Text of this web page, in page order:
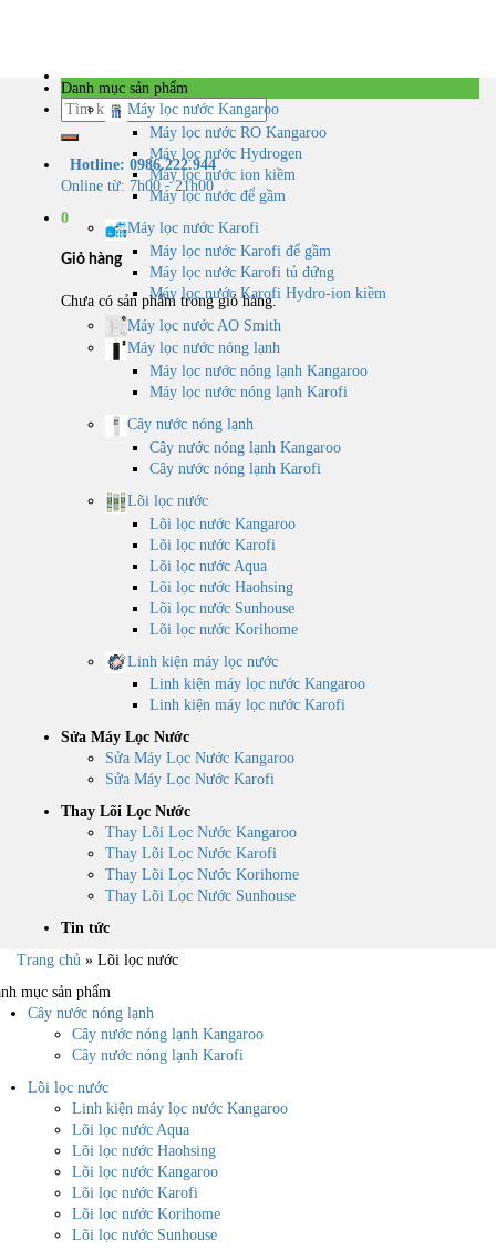
Tìm
Hotline: 0986.222.944
Online từ: 7h00 - 21h00
0
Giỏ hàng
Chưa có sản phẩm trong giỏ hàng.
Danh mục sản phẩm
Máy lọc nước Kangaroo
Máy lọc nước RO Kangaroo
Máy lọc nước Hydrogen
Máy lọc nước ion kiềm
Máy lọc nước để gầm
Máy lọc nước Karofi
Máy lọc nước Karofi để gầm
Máy lọc nước Karofi tủ đứng
Máy lọc nước Karofi Hydro-ion kiềm
Máy lọc nước AO Smith
Máy lọc nước nóng lạnh
Máy lọc nước nóng lạnh Kangaroo
Máy lọc nước nóng lạnh Karofi
Cây nước nóng lạnh
Cây nước nóng lạnh Kangaroo
Cây nước nóng lạnh Karofi
Lõi lọc nước
Lõi lọc nước Kangaroo
Lõi lọc nước Karofi
Lõi lọc nước Aqua
Lõi lọc nước Haohsing
Lõi lọc nước Sunhouse
Lõi lọc nước Korihome
Linh kiện máy lọc nước
Linh kiện máy lọc nước Kangaroo
Linh kiện máy lọc nước Karofi
Sửa Máy Lọc Nước
Sửa Máy Lọc Nước Kangaroo
Sửa Máy Lọc Nước Karofi
Thay Lõi Lọc Nước
Thay Lõi Lọc Nước Kangaroo
Thay Lõi Lọc Nước Karofi
Thay Lõi Lọc Nước Korihome
Thay Lõi Lọc Nước Sunhouse
Tin tức
Trang chủ » Lõi lọc nước
mục sản phẩm
Cây nước nóng lạnh
Cây nước nóng lạnh Kangaroo
Cây nước nóng lạnh Karofi
Lõi lọc nước
Linh kiện máy lọc nước Kangaroo
Lõi lọc nước Aqua
Lõi lọc nước Haohsing
Lõi lọc nước Kangaroo
Lõi lọc nước Karofi
Lõi lọc nước Korihome
Lõi lọc nước Sunhouse